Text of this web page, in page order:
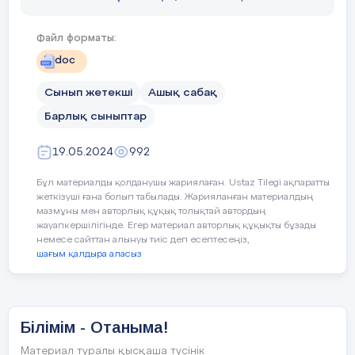
сөйлемеген оқушыны
сабаққа қатыстыру,
нәтижесінде өзінің
намысын қорғау,
бірлесіп еңбек ету,
шешім қабылдау
сияқты
құндылықтарымен
1. Білім алу.
Сұрақтарға
Файл форматы:
doc
Сынып жетекші Ашық сабақ
Барлық сыныптар
19.05.2024 992
Бұл материалды қолданушы жариялаған. Ustaz Tilegi ақпаратты
жеткізуші ғана болып табылады. Жарияланған материалдың
мазмұны мен авторлық құқық толықтай автордың
жауапкершілігінде. Егер материал авторлық құқықты бұзады
немесе сайттан алынуы тиіс деп есептесеңіз,
шағым қалдыра аласыз
Білімім - Отаныма!
Материал туралы қысқаша түсінік